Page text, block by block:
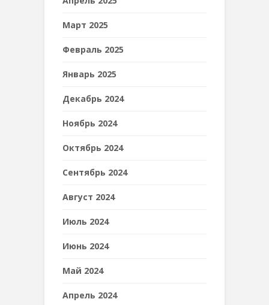
Март 2025
Февраль 2025
Январь 2025
Декабрь 2024
Ноябрь 2024
Октябрь 2024
Сентябрь 2024
Август 2024
Июль 2024
Июнь 2024
Май 2024
Апрель 2024